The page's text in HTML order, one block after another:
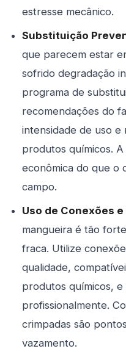
estresse mecânico.
Substituição
que parecem estar
sofrido degradação
programa de
recomendações do
intensidade de uso e
produtos químicos.
econômica do que o
campo.
Uso de Conexões
mangueira é tão
fraca. Utilize
qualidade,
produtos químicos, e
profissionalmente.
crimpadas são
vazamento.